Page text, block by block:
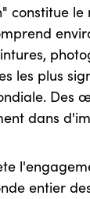
constitue
les plus
Des
dans
entier